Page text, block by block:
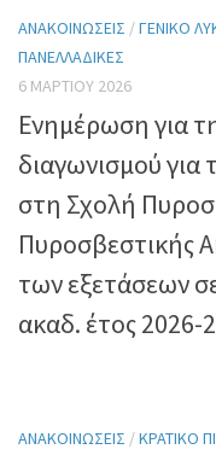
ΑΝΑΚΟΙΝΏΣΕΙΣ /ΓΕΝΙΚΌ
ΠΑΝΕΛΛΑΔΙΚΈΣ
6 ΜΑΡΤΊΟΥ 2026
Ενημέρωση για
διαγωνισμού για
στη Σχολή
Πυροσβεστικής
των εξετάσεων
ακαδ. έτος 2026-
ΑΝΑΚΟΙΝΏΣΕΙΣ /ΚΡΑΤΙΚΌ